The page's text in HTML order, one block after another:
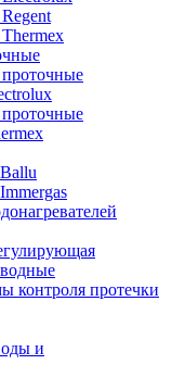
проточные
проточные
контроля протечки
и